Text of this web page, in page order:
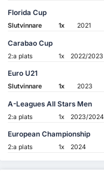
Florida Cup
Slutvinnare 1x 2021
Carabao Cup
2:a plats 1x 2022/2023
Euro U21
Slutvinnare 1x 2023
A-Leagues All Stars Men
2:a plats 1x 2023/2024
European Championship
2:a plats 1x 2024